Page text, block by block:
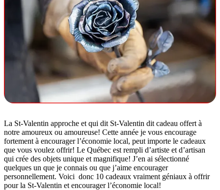
La St-Valentin approche et qui dit St-Valentin dit cadeau offert à
notre amoureux ou amoureuse! Cette année je vous encourage
fortement à encourager l’économie local, peut importe le cadeaux
que vous voulez offrir! Le Québec est rempli d’artiste et d’artisan
qui crée des objets unique et magnifique! J’en ai sélectionné
quelques un que je connais ou que j’aime encourager
personnellement. Voici donc 10 cadeaux vraiment géniaux à offrir
pour la St-Valentin et encourager l’économie local!